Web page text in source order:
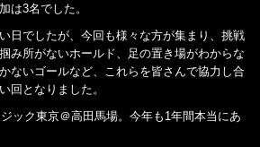
は3名でした。
日でしたが、今回も様々な方が集まり、挑戦
み所がないホールド、足の置き場がわからな
ないゴールなど、これらを皆さんで協力し合
回となりました。
ック東京＠高田馬場。今年も1年間本当にあ